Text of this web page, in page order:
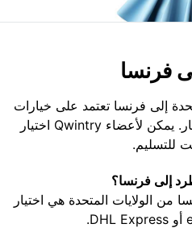
فرنسا
إلى فرنسا تعتمد على خيارات
الشحن، التأمين، والناقل المختار. يمكن لأعضاء Qwintry اختيار
للتسليم.
إلى فرنسا؟
الولايات المتحدة هي اختيار